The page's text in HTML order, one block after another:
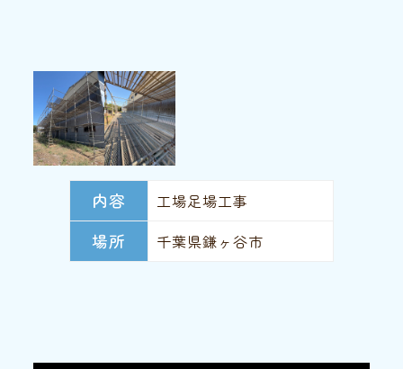
内容 工場足場工事
場所 千葉県鎌ヶ谷市